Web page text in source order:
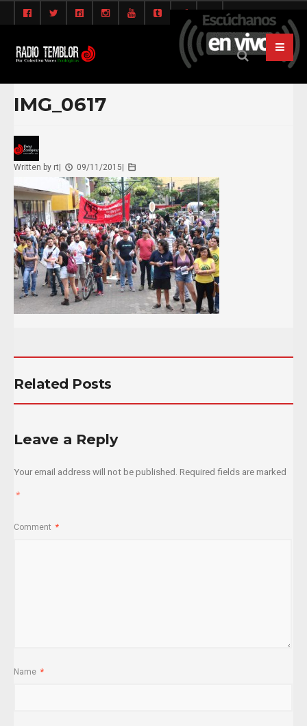
IMG_0617
Written by rt 09/11/2015
Related Posts
Leave a Reply
Your email address will not be published. Required fields are marked
*
Comment *
Name *